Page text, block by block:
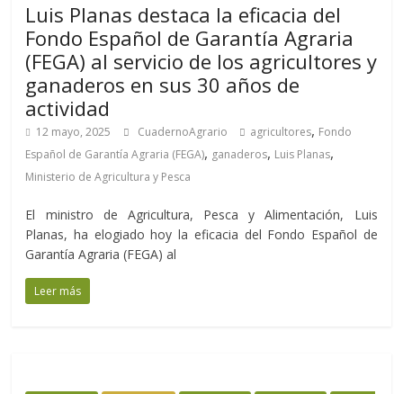
Luis Planas destaca la eficacia del
Fondo Español de Garantía Agraria
(FEGA) al servicio de los agricultores y
ganaderos en sus 30 años de
actividad
12 mayo, 2025 CuadernoAgrario agricultores, Fondo
Español de Garantía Agraria (FEGA), ganaderos, Luis Planas,
Ministerio de Agricultura y Pesca
El ministro de Agricultura, Pesca y Alimentación, Luis
Planas, ha elogiado hoy la eficacia del Fondo Español de
Garantía Agraria (FEGA) al
Leer más